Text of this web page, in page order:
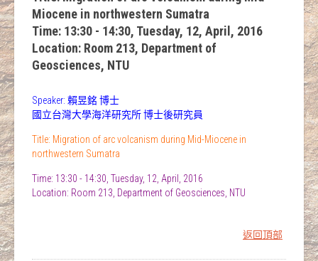
Miocene in northwestern Sumatra
Time: 13:30 - 14:30, Tuesday, 12, April, 2016
Location: Room 213, Department of
Geosciences, NTU
Speaker: 賴昱銘 博士
國立台灣大學海洋研究所 博士後研究員
Title: Migration of arc volcanism during Mid-Miocene in
northwestern Sumatra
Time: 13:30 - 14:30, Tuesday, 12, April, 2016
Location: Room 213, Department of Geosciences, NTU
返回頂部